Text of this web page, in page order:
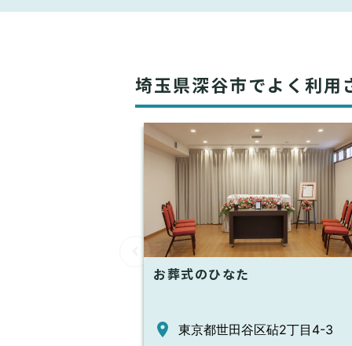
埼玉県深谷市でよく利用
お葬式のひなた
東京都世田谷区砧2丁目4-3